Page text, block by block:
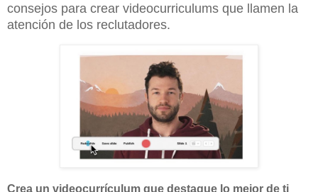
consejos para crear videocurriculums que llamen la
atención de los reclutadores.
Crea un videocurrículum que destaque lo mejor de ti